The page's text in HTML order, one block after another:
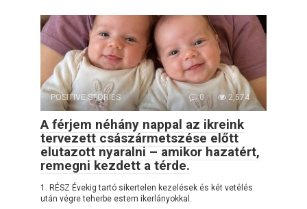
POSITIVE STORIES 0 2,574
A férjem néhány nappal az ikreink
tervezett császármetszése előtt
elutazott nyaralni – amikor hazatért,
remegni kezdett a térde.
1. RÉSZ Évekig tartó sikertelen kezelések és két vetélés
után végre teherbe estem ikerlányokkal.